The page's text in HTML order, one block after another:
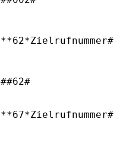
**62*Zielrufnummer#
##62#
**67*Zielrufnummer#